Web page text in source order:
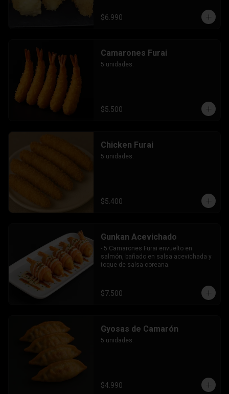
$6.990
Camarones Furai
5 unidades.
$5.500
Chicken Furai
5 unidades.
$5.400
Gunkan Acevichado
- 5 Camarones Furai envuelto en
salmón, bañado en salsa acevichada y
toque de salsa coreana.
$7.500
Gyosas de Camarón
5 unidades.
$4.990